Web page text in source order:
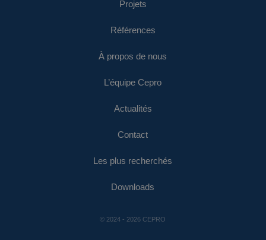
Projets
Références
À propos de nous
L’équipe Cepro
Actualités
Contact
Les plus recherchés
Downloads
© 2024 - 2026 CEPRO